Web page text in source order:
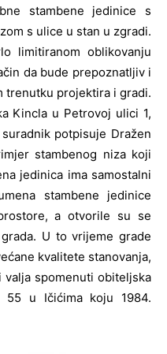
stambene jedinice s
s ulice u stan u zgradi.
limitiranom oblikovanju
da bude prepoznatljiv i
trenutku projektira i gradi.
Kincla u Petrovoj ulici 1,
potpisuje Dražen
stambenog niza koji
jedinica ima samostalni
stambene jedinice
a otvorile su se
U to vrijeme grade
kvalitete stanovanja,
spomenuti obiteljska
55 u Ičićima koju 1984.